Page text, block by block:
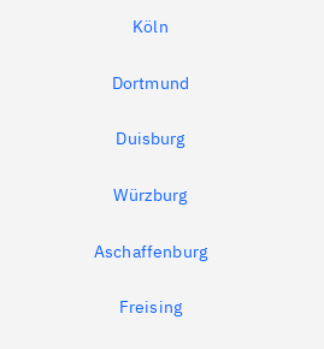
Köln
Dortmund
Duisburg
Würzburg
Aschaffenburg
Freising